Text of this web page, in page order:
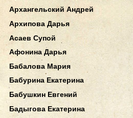
Архангельский Андрей
Архипова Дарья
Асаев Супой
Афонина Дарья
Бабалова Мария
Бабурина Екатерина
Бабушкин Евгений
Бадыгова Екатерина